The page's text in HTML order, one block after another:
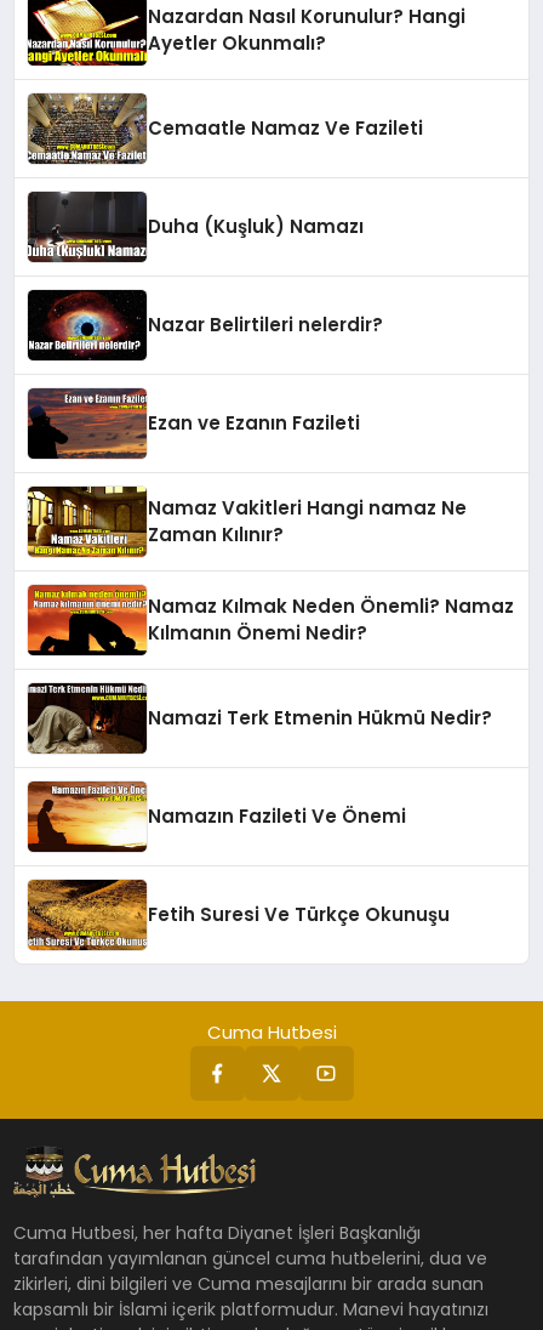
Nazardan Nasıl Korunulur? Hangi
Ayetler Okunmalı?
Cemaatle Namaz Ve Fazileti
Duha (Kuşluk) Namazı
Nazar Belirtileri nelerdir?
Ezan ve Ezanın Fazileti
Namaz Vakitleri Hangi namaz Ne
Zaman Kılınır?
Namaz Kılmak Neden Önemli? Namaz
Kılmanın Önemi Nedir?
Namazi Terk Etmenin Hükmü Nedir?
Namazın Fazileti Ve Önemi
Fetih Suresi Ve Türkçe Okunuşu
Cuma Hutbesi
Cuma Hutbesi, her hafta Diyanet İşleri Başkanlığı
tarafından yayımlanan güncel cuma hutbelerini, dua ve
zikirleri, dini bilgileri ve Cuma mesajlarını bir arada sunan
kapsamlı bir İslami içerik platformudur. Manevi hayatınızı